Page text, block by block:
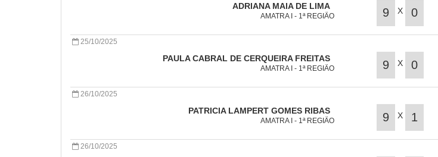
ADRIANA MAIA DE LIMA
AMATRA I - 1ª REGIÃO 9 X 0
25/10/2025
PAULA CABRAL DE CERQUEIRA FREITAS
AMATRA I - 1ª REGIÃO 9 X 0
26/10/2025
PATRICIA LAMPERT GOMES RIBAS
AMATRA I - 1ª REGIÃO 9 X 1
26/10/2025